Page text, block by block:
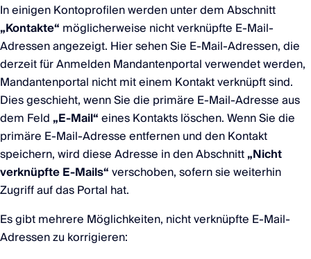
In einigen Kontoprofilen werden unter dem Abschnitt
„Kontakte“ möglicherweise nicht verknüpfte E-Mail-
Adressen angezeigt. Hier sehen Sie E-Mail-Adressen, die
derzeit für Anmelden Mandantenportal verwendet werden,
Mandantenportal nicht mit einem Kontakt verknüpft sind.
Dies geschieht, wenn Sie die primäre E-Mail-Adresse aus
dem Feld „E-Mail“eines Kontakts löschen. Wenn Sie die
primäre E-Mail-Adresse entfernen und den Kontakt
speichern, wird diese Adresse in den Abschnitt„Nicht
verknüpfte E-Mails“verschoben, sofern sie weiterhin
Zugriff auf das Portal hat.
Es gibt mehrere Möglichkeiten, nicht verknüpfte E-Mail-
Adressen zu korrigieren: